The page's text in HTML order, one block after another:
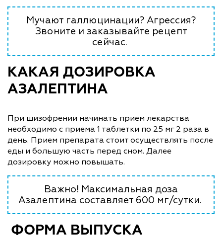
Мучают галлюцинации? Агрессия?
Звоните и заказывайте рецепт
сейчас.
КАКАЯ ДОЗИРОВКА
АЗАЛЕПТИНА
При шизофрении начинать прием лекарства
необходимо с приема 1 таблетки по 25 мг 2 раза в
день. Прием препарата стоит осуществлять после
еды и большую часть перед сном. Далее
дозировку можно повышать.
Важно! Максимальная доза
Азалептина составляет 600 мг/сутки.
ФОРМА ВЫПУСКА